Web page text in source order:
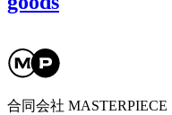
合同会社 MASTERPIECE